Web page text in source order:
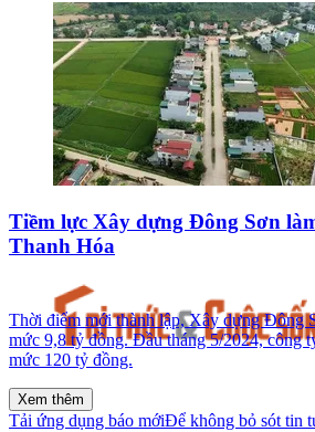
Tiềm lực Xây dựng Đông Sơn
Thanh Hóa
Thời điểm mới thành lập, Xây dựng Đông
mức 9,8 tỷ đồng. Đầu tháng 5/2024, công
mức 120 tỷ đồng.
Xem thêm
Tải ứng dụng báo mớiĐể không bỏ sót tin